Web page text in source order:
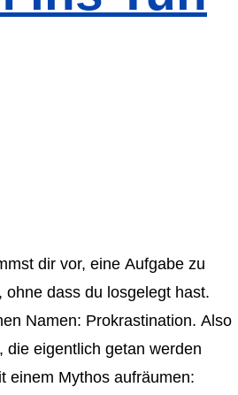
dir vor, eine Aufgabe zu
dass du losgelegt hast.
Namen: Prokrastination. Also
die eigentlich getan werden
einem Mythos aufräumen: